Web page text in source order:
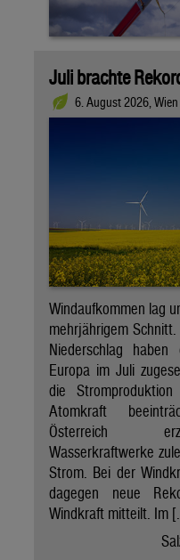
Juli brachte
6. August 2026, Wien
Windaufkommen lag
mehrjährigem
Niederschlag
Europa im Juli
die
Atomkraft
Österreich
Wasserkraftwerke
Strom. Bei der
dagegen neue
Windkraft mitteilt. Im